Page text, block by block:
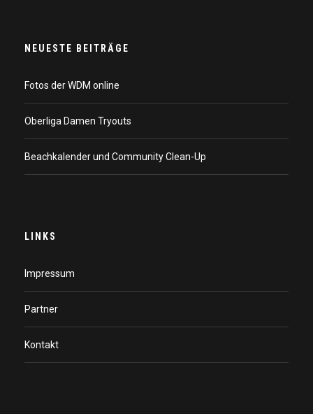
NEUESTE BEITRÄGE
Fotos der WDM online
Oberliga Damen Tryouts
Beachkalender und Community Clean-Up
LINKS
Impressum
Partner
Kontakt